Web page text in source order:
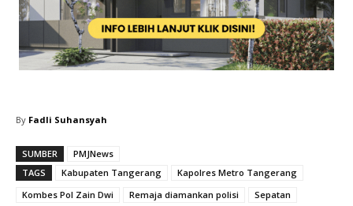
By Fadli Suhansyah
SUMBER
PMJNews
TAGS
Kabupaten Tangerang
Kapolres Metro Tangerang
Kombes Pol Zain Dwi
Remaja diamankan polisi
Sepatan